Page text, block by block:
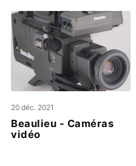
20 déc. 2021
Beaulieu - Caméras
vidéo